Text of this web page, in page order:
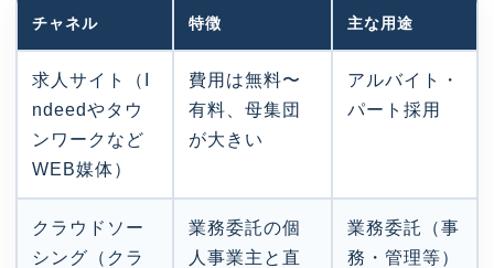
チャネル 特徴 主な用途
求人サイト（I
ndeedやタウ
ンワークなど
WEB媒体）
費用は無料〜
有料、母集団
が大きい
アルバイト・
パート採用
クラウドソー
シング（クラ
業務委託の個
人事業主と直
業務委託（事
務・管理等）